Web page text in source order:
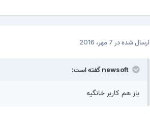
ارسال شده در 7 مهر، 2016
باز هم کاربر خانگیه